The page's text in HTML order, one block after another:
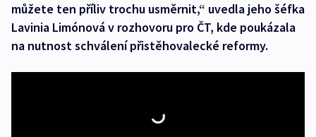
můžete ten příliv trochu usměrnit,“ uvedla jeho šéfka
Lavinia Limónová v rozhovoru pro ČT, kde poukázala
na nutnost schválení přistěhovalecké reformy.